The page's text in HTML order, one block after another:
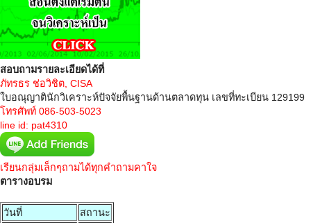
สอบถามรายละเอียดได้ที่
ภัทรธร ช่อวิชิต, CISA
ใบอณุญาตินักวิเคราะห์ปัจจัยพื้นฐานด้านตลาดทุน เลขที่ทะเบียน 129199
โทรศัพท์ 086-503-5023
line id: pat4310
เรียนกลุ่มเล็กๆถามได้ทุกคำถามคาใจ
ตารางอบรม
วันที่
สถานะ